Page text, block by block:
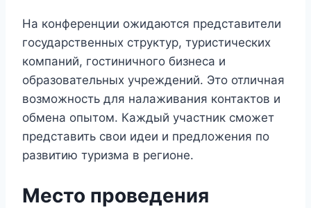
На конференции ожидаются представители
государственных структур, туристических
компаний, гостиничного бизнеса и
образовательных учреждений. Это отличная
возможность для налаживания контактов и
обмена опытом. Каждый участник сможет
представить свои идеи и предложения по
развитию туризма в регионе.
Место проведения